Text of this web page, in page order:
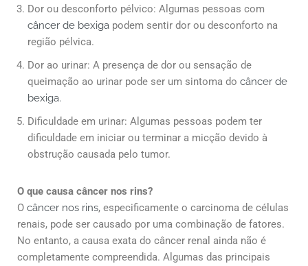
Dor ou desconforto pélvico: Algumas pessoas com
câncer de bexiga podem sentir dor ou desconforto na
região pélvica.
Dor ao urinar: A presença de dor ou sensação de
queimação ao urinar pode ser um sintoma do câncer de
bexiga.
Dificuldade em urinar: Algumas pessoas podem ter
dificuldade em iniciar ou terminar a micção devido à
obstrução causada pelo tumor.
O que causa câncer nos rins?
O câncer nos rins, especificamente o carcinoma de células
renais, pode ser causado por uma combinação de fatores.
No entanto, a causa exata do câncer renal ainda não é
completamente compreendida. Algumas das principais